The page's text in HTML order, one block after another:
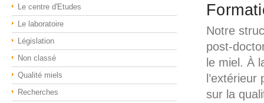
Notre
post-
le miel. À
sur la
Le centre d'Etudes
Le laboratoire
Législation
Non classé
Qualité miels
Recherches